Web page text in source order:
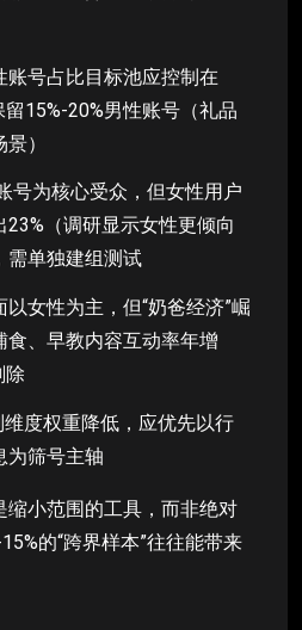
账号占比目标池应控制在
15%-20%男性账号（礼品
）
号为核心受众，但女性用户
23%（调研显示女性更倾向
需单独建组测试
以女性为主，但“奶爸经济”崛
食、早教内容互动率年增
除
维度权重降低，应优先以行
为筛号主轴
缩小范围的工具，而非绝对
的“跨界样本”往往能带来